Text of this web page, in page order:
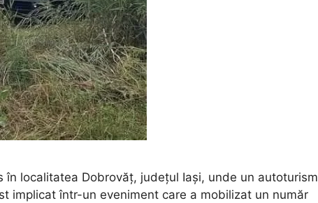
localitatea Dobrovăț, județul Iași, unde un autoturism
implicat într-un eveniment care a mobilizat un număr